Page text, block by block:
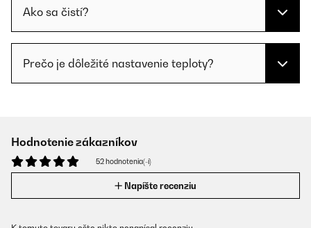
Ako sa čistí?
Prečo je dôležité nastavenie teploty?
Hodnotenie zákazníkov
52 hodnotenia(-í)
Napíšte recenziu